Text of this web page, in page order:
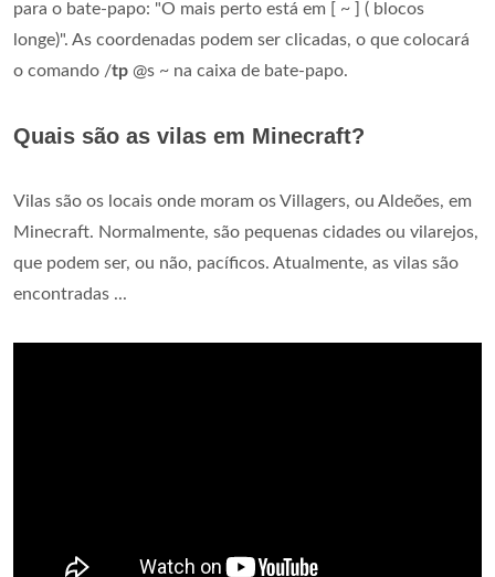
para o bate-papo: "O mais perto está em [ ~ ] ( blocos
longe)". As coordenadas podem ser clicadas, o que colocará
o comando /tp @s ~ na caixa de bate-papo.
Quais são as vilas em Minecraft?
Vilas são os locais onde moram os Villagers, ou Aldeões, em
Minecraft. Normalmente, são pequenas cidades ou vilarejos,
que podem ser, ou não, pacíficos. Atualmente, as vilas são
encontradas ...